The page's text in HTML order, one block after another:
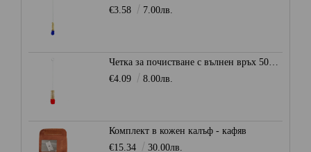
€3.58
7.00лв.
Четка за почистване с вълнен връх 50мм. - Червена
€4.09
8.00лв.
Комплект в кожен калъф - кафяв
€15.34
30.00лв.